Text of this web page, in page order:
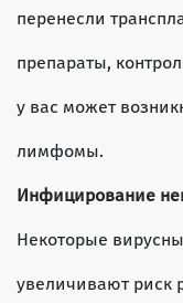
перенесли
препараты,
у вас может
лимфомы.
Инфицирование
Некоторые
увеличивают риск